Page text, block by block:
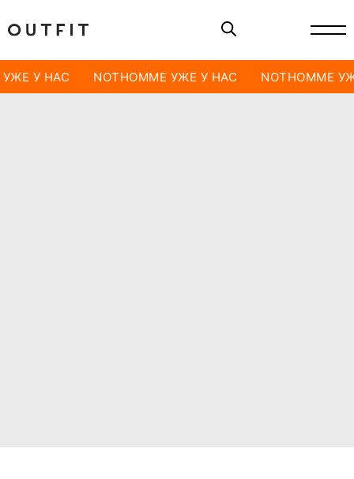
УЖЕ У НАС NOTHOMME УЖЕ У НАС NOTHOMME